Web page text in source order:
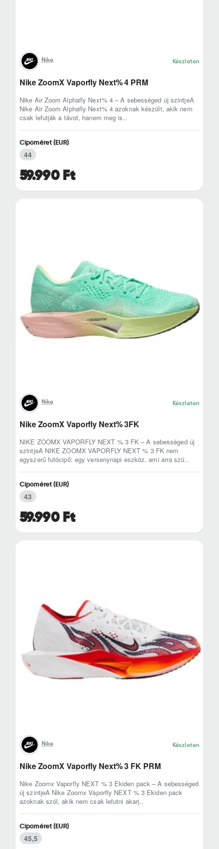
Nike Készleten
Nike ZoomX Vaporfly Next% 4 PRM
Nike Air Zoom Alphafly Next% 4 – A sebességed új szintjeA
Nike Air Zoom Alphafly Next% 4 azoknak készült, akik nem
csak lefutják a távot, hanem meg is..
59.990 Ft
Cipőméret (EUR)
44
Nike Készleten
Nike ZoomX Vaporfly Next% 3FK
NIKE ZOOMX VAPORFLY NEXT % 3 FK – A sebességed új
szintjeA NIKE ZOOMX VAPORFLY NEXT % 3 FK nem
egyszerű futócipő: egy versenynapi eszköz, ami arra szü..
59.990 Ft
Cipőméret (EUR)
43
Nike Készleten
Nike ZoomX Vaporfly Next% 3 FK PRM
Nike Zoomx Vaporfly NEXT % 3 Ekiden pack – A sebességed
új szintjeA Nike Zoomx Vaporfly NEXT % 3 Ekiden pack
azoknak szól, akik nem csak lefutni akarj..
Cipőméret (EUR)
45,5